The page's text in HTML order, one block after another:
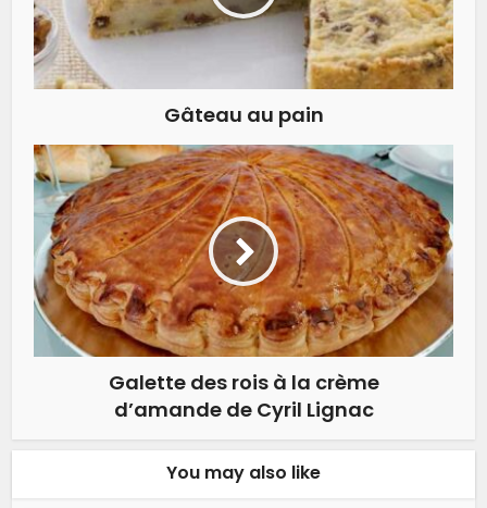
Gâteau au pain
Galette des rois à la crème
d’amande de Cyril Lignac
You may also like